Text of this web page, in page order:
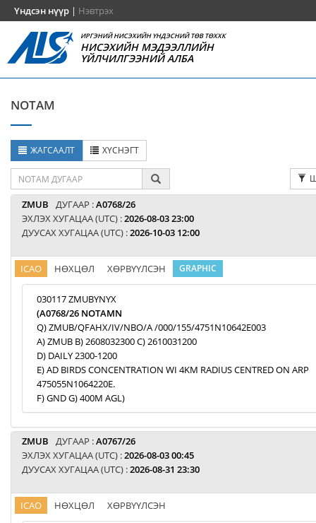
Үндсэн нүүр | Нэвтрэх
ИРГЭНИЙ НИСЭХИЙН ҮНДЭСНИЙ ТӨВ ТӨХХК
НИСЭХИЙН МЭДЭЭЛЛИЙН
ҮЙЛЧИЛГЭЭНИЙ АЛБА
NOTAM
ЖАГСААЛТ ХҮСНЭГТ
ZMUB ДУГААР :A0768/26
ЭХЛЭХ ХУГАЦАА (UTC) :2026-08-03 23:00
ДУУСАХ ХУГАЦАА (UTC) :2026-10-03 12:00
ICAO НӨХЦӨЛ ХӨРВҮҮЛСЭН GRAPHIC
030117 ZMUBYNYX
(A0768/26 NOTAMN
Q) ZMUB/QFAHX/IV/NBO/A /000/155/4751N10642E003
A) ZMUB B) 2608032300 C) 2610031200
D) DAILY 2300-1200
E) AD BIRDS CONCENTRATION WI 4KM RADIUS CENTRED ON ARP
475055N1064220E.
F) GND G) 400M AGL)
ZMUB ДУГААР :A0767/26
ЭХЛЭХ ХУГАЦАА (UTC) :2026-08-03 00:45
ДУУСАХ ХУГАЦАА (UTC) :2026-08-31 23:30
ICAO НӨХЦӨЛ ХӨРВҮҮЛСЭН